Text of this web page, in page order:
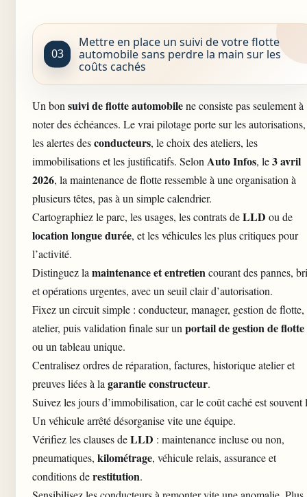
Mettre en place un suivi de votre flotte
automobile sans perdre la main sur les
coûts cachés
Un bon suivi de flotte automobilene consiste pas seulement à
noter des échéances. Le vrai pilotage porte sur les autorisations,
les alertes desconducteurs, le choix des ateliers, les
immobilisations et les justificatifs. Selon Auto Infos, le3 avril
2026, la maintenance de flotte ressemble à une organisation à
plusieurs têtes, pas à un simple calendrier.
Cartographiez le parc, les usages, les contrats deLLD ou de
location longue durée, et les véhicules les plus critiques pour
l’activité.
Distinguez la maintenance et entretien courant des pannes,
et opérations urgentes, avec un seuil clair d’autorisation.
Fixez un circuit simple : conducteur, manager, gestion de flotte,
atelier, puis validation finale sur un portail de gestion de flotte
ou un tableau unique.
Centralisez ordres de réparation, factures, historique atelier et
preuves liées à la garantie constructeur.
Suivez les jours d’immobilisation, car le coût caché est souvent
Un véhicule arrêté désorganise vite une équipe.
Vérifiez les clauses deLLD : maintenance incluse ou non,
pneumatiques, kilométrage, véhicule relais, assurance et
conditions derestitution.